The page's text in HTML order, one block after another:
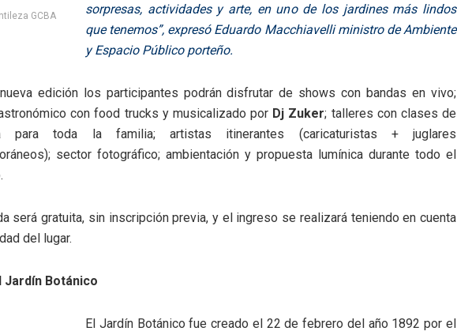
GCBA
sorpresas, actividades y arte, en uno de los jardines más lindos
que tenemos”, expresó Eduardo Macchiavelli ministro de Ambiente
y Espacio Público porteño.
edición los participantes podrán disfrutar de shows con bandas en vivo;
con food trucks y musicalizado por Dj Zuker; talleres con clases de
para toda la familia; artistas itinerantes (caricaturistas + juglares
sector fotográfico; ambientación y propuesta lumínica durante todo el
será gratuita, sin inscripción previa, y el ingreso se realizará teniendo en cuenta
del lugar.
Jardín Botánico
El Jardín Botánico fue creado el 22 de febrero del año 1892 por el